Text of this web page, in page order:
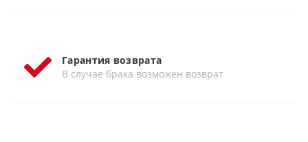
Гарантия возврата
В случае брака возможен возврат